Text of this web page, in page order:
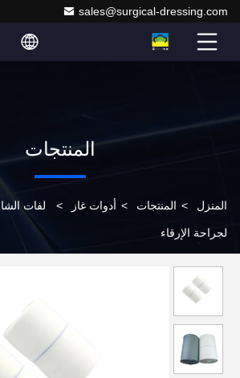
sales@surgical-dressing.com
المنتجات
المنزل > المنتجات > أدوات غاز > لفات
لجراحة الإرقاء